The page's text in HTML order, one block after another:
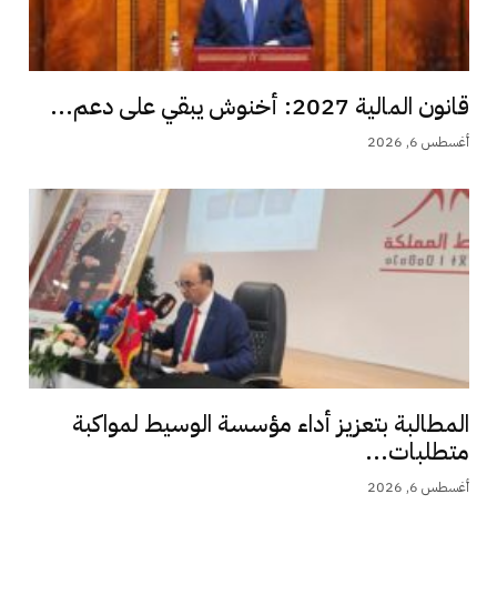
قانون المالية 2027: أخنوش يبقي على دعم...
أغسطس 6, 2026
المطالبة بتعزيز أداء مؤسسة الوسيط لمواكبة
متطلبات...
أغسطس 6, 2026